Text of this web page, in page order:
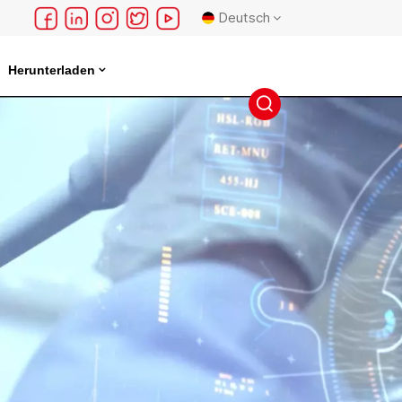
Deutsch
English
français
русский
español
português
日本語
Herunterladen